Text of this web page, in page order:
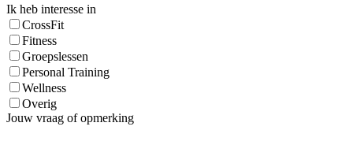
Ik heb interesse in
CrossFit
Fitness
Groepslessen
Personal Training
Wellness
Overig
Jouw vraag of opmerking